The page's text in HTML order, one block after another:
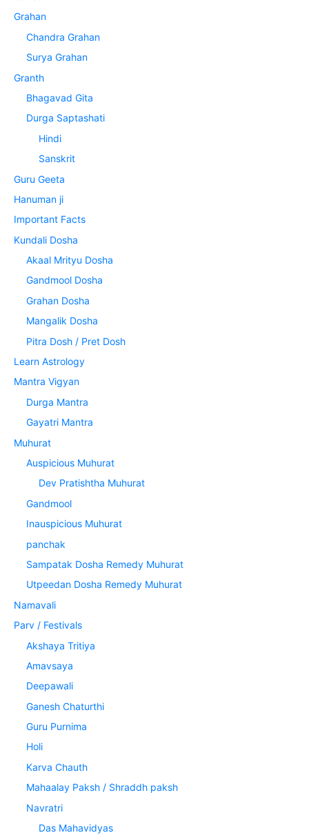
Grahan
Chandra Grahan
Surya Grahan
Granth
Bhagavad Gita
Durga Saptashati
Hindi
Sanskrit
Guru Geeta
Hanuman ji
Important Facts
Kundali Dosha
Akaal Mrityu Dosha
Gandmool Dosha
Grahan Dosha
Mangalik Dosha
Pitra Dosh / Pret Dosh
Learn Astrology
Mantra Vigyan
Durga Mantra
Gayatri Mantra
Muhurat
Auspicious Muhurat
Dev Pratishtha Muhurat
Gandmool
Inauspicious Muhurat
panchak
Sampatak Dosha Remedy Muhurat
Utpeedan Dosha Remedy Muhurat
Namavali
Parv / Festivals
Akshaya Tritiya
Amavsaya
Deepawali
Ganesh Chaturthi
Guru Purnima
Holi
Karva Chauth
Mahaalay Paksh / Shraddh paksh
Navratri
Das Mahavidyas